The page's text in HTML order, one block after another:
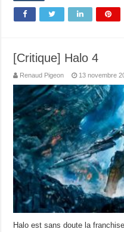
[Critique] Halo 4
Renaud Pigeon 13 novembre
Halo est sans doute la